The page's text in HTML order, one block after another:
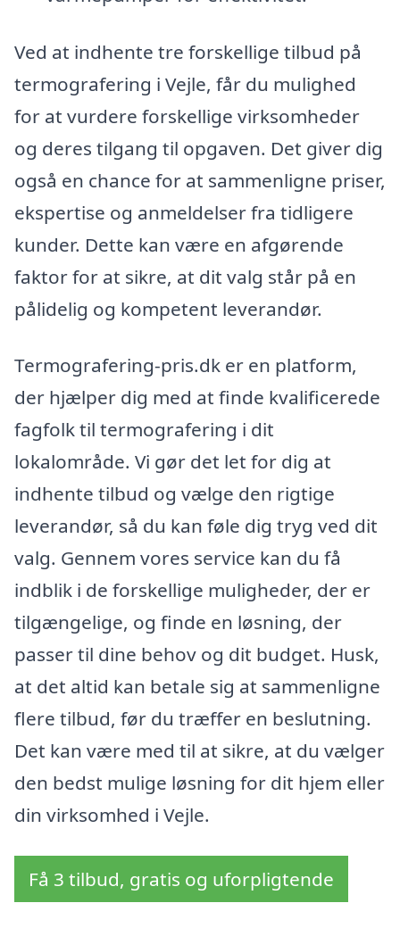
Ved at indhente tre forskellige tilbud på
termografering i Vejle, får du mulighed
for at vurdere forskellige virksomheder
og deres tilgang til opgaven. Det giver dig
også en chance for at sammenligne priser,
ekspertise og anmeldelser fra tidligere
kunder. Dette kan være en afgørende
faktor for at sikre, at dit valg står på en
pålidelig og kompetent leverandør.
Termografering-pris.dk er en platform,
der hjælper dig med at finde kvalificerede
fagfolk til termografering i dit
lokalområde. Vi gør det let for dig at
indhente tilbud og vælge den rigtige
leverandør, så du kan føle dig tryg ved dit
valg. Gennem vores service kan du få
indblik i de forskellige muligheder, der er
tilgængelige, og finde en løsning, der
passer til dine behov og dit budget. Husk,
at det altid kan betale sig at sammenligne
flere tilbud, før du træffer en beslutning.
Det kan være med til at sikre, at du vælger
den bedst mulige løsning for dit hjem eller
din virksomhed i Vejle.
Få 3 tilbud, gratis og uforpligtende